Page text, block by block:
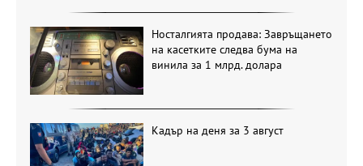
Носталгията продава: Завръщането
на касетките следва бума на
винила за 1 млрд. долара
Кадър на деня за 3 август